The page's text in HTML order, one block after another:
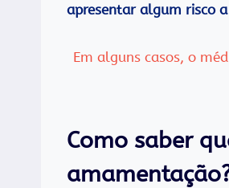
apresentar algum risco
Em alguns casos, o
Como saber